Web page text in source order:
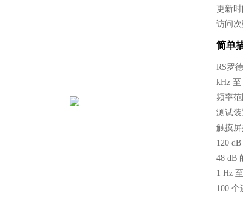
更新
访问
简单
RS罗
kHz
频率
测试
触摸
120
48 dB
1 Hz
100 个